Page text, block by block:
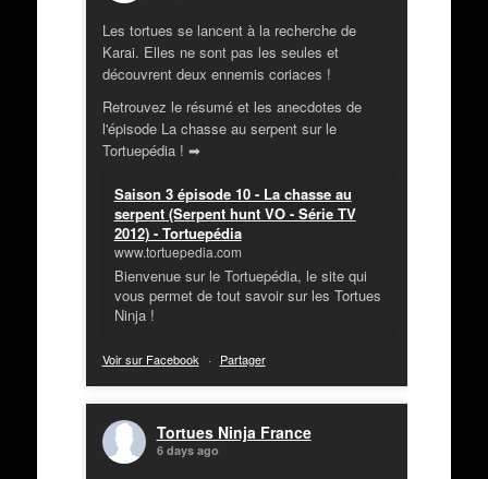
Les tortues se lancent à la recherche de
Karai. Elles ne sont pas les seules et
découvrent deux ennemis coriaces !
Retrouvez le résumé et les anecdotes de
l'épisode La chasse au serpent sur le
Tortuepédia ! ➡
Saison 3 épisode 10 - La chasse au
serpent (Serpent hunt VO - Série TV
2012) - Tortuepédia
www.tortuepedia.com
Bienvenue sur le Tortuepédia, le site qui
vous permet de tout savoir sur les Tortues
Ninja !
Voir sur Facebook · Partager
Tortues Ninja France
6 days ago